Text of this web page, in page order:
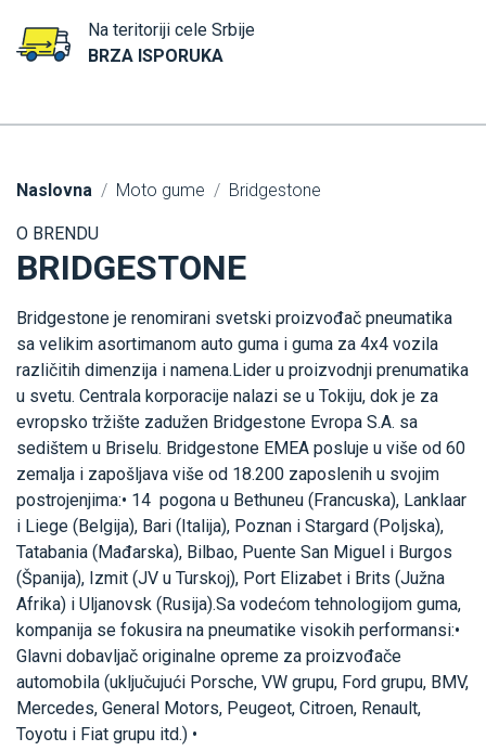
Na teritoriji cele Srbije
BRZA ISPORUKA
Naslovna Moto gume Bridgestone
O BRENDU
BRIDGESTONE
Bridgestone je renomirani svetski proizvođač pneumatika
sa velikim asortimanom auto guma i guma za 4x4 vozila
različitih dimenzija i namena.Lider u proizvodnji prenumatika
u svetu. Centrala korporacije nalazi se u Tokiju, dok je za
evropsko tržište zadužen Bridgestone Evropa S.A. sa
sedištem u Briselu. Bridgestone EMEA posluje u više od 60
zemalja i zapošljava više od 18.200 zaposlenih u svojim
postrojenjima:• 14 pogona u Bethuneu (Francuska), Lanklaar
i Liege (Belgija), Bari (Italija), Poznan i Stargard (Poljska),
Tatabania (Mađarska), Bilbao, Puente San Miguel i Burgos
(Španija), Izmit (JV u Turskoj), Port Elizabet i Brits (Južna
Afrika) i Uljanovsk (Rusija).Sa vodećom tehnologijom guma,
kompanija se fokusira na pneumatike visokih performansi:•
Glavni dobavljač originalne opreme za proizvođače
automobila (uključujući Porsche, VW grupu, Ford grupu, BMV,
Mercedes, General Motors, Peugeot, Citroen, Renault,
Toyotu i Fiat grupu itd.) •